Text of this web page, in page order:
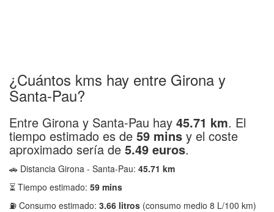
¿Cuántos kms hay entre Girona y
Santa-Pau?
Entre Girona y Santa-Pau hay 45.71 km. El
tiempo estimado es de 59 mins y el coste
aproximado sería de 5.49 euros.
🚗 Distancia Girona - Santa-Pau: 45.71 km
⏳ Tiempo estimado: 59 mins
⛽ Consumo estimado: 3.66 litros (consumo medio 8 L/100 km)